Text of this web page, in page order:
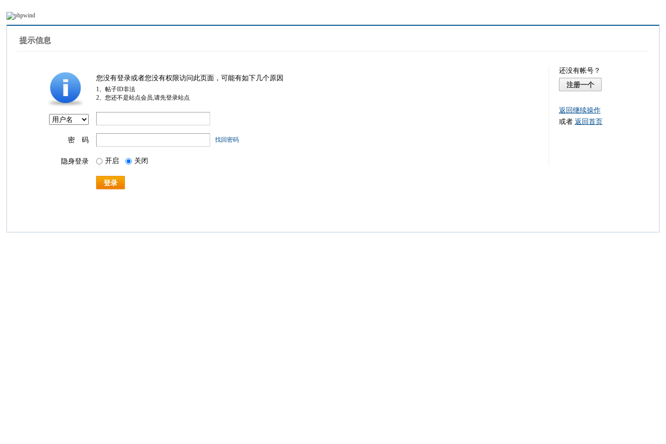
提示信息
您没有登录或者您没有权限访问此页面，可能有如下几个原因
1、帖子ID非法
2、您还不是站点会员,请先登录站点
密 码 找回密码
隐身登录 开启 关闭
登录
还没有帐号？
注册一个
返回继续操作
或者 返回首页